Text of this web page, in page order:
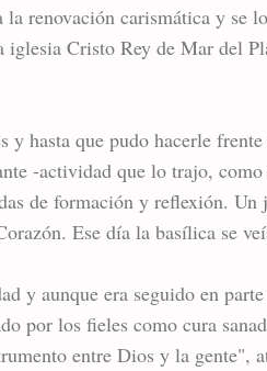
renovación carismática y se
Cristo Rey de Mar del
y hasta que pudo hacerle
-actividad que lo trajo,
de formación y reflexión. Un
Ese día la basílica se
y aunque era seguido en
por los fieles como cura
entre Dios y la gente",